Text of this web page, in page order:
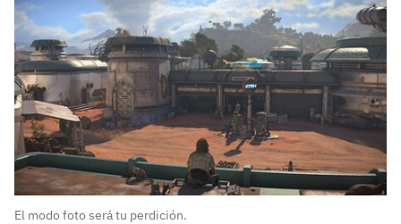
El modo foto será tu perdición.